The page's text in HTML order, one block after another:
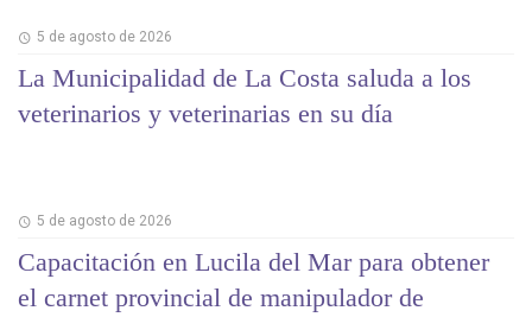
5 de agosto de 2026
La Municipalidad de La Costa saluda a los
veterinarios y veterinarias en su día
5 de agosto de 2026
Capacitación en Lucila del Mar para obtener
el carnet provincial de manipulador de